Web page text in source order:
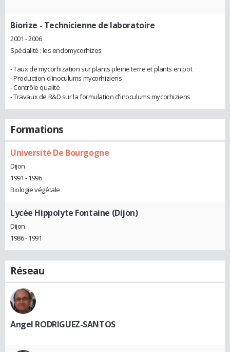
Biorize - Technicienne de laboratoire
2001 - 2006
Spécialité : les endomycorhizes
- Taux de mycorhization sur plants pleine terre et plants en pot
- Production d'inoculums mycorhiziens
- Contrôle qualité
- Travaux de R&D sur la formulation d'inoculums mycorhiziens
Formations
Université De Bourgogne
Dijon
1991 - 1996
Biologie végétale
Lycée Hippolyte Fontaine (Dijon)
Dijon
1986 - 1991
Réseau
Angel RODRIGUEZ-SANTOS